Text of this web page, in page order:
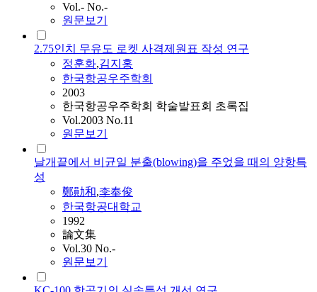
Vol.- No.-
원문보기
2.75인치 무유도 로켓 사격제원표 작성 연구
정훈화,김지홍
한국항공우주학회
2003
한국항공우주학회 학술발표회 초록집
Vol.2003 No.11
원문보기
날개끝에서 비균일 분출(blowing)을 주었을 때의 양항특
성
鄭勛和,李奉俊
한국항공대학교
1992
論文集
Vol.30 No.-
원문보기